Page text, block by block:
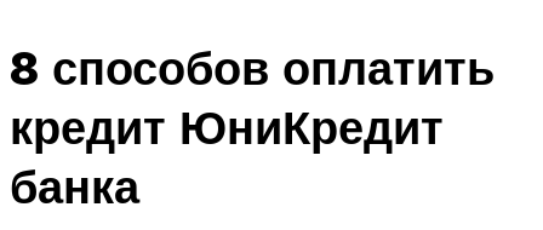
8 способов оплатить
кредит ЮниКредит
банка